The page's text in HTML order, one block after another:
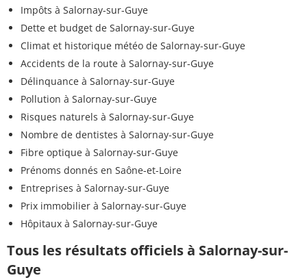
Impôts à Salornay-sur-Guye
Dette et budget de Salornay-sur-Guye
Climat et historique météo de Salornay-sur-Guye
Accidents de la route à Salornay-sur-Guye
Délinquance à Salornay-sur-Guye
Pollution à Salornay-sur-Guye
Risques naturels à Salornay-sur-Guye
Nombre de dentistes à Salornay-sur-Guye
Fibre optique à Salornay-sur-Guye
Prénoms donnés en Saône-et-Loire
Entreprises à Salornay-sur-Guye
Prix immobilier à Salornay-sur-Guye
Hôpitaux à Salornay-sur-Guye
Tous les résultats officiels à Salornay-sur-
Guye